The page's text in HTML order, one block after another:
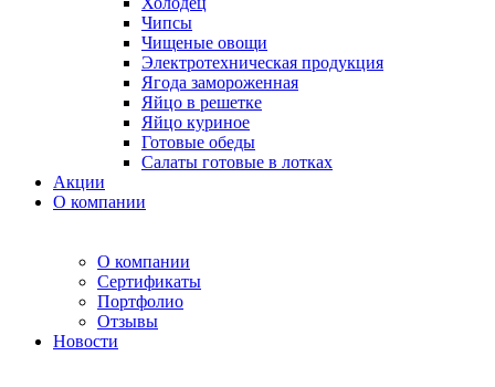
Чипсы
Чищеные овощи
Электротехническая продукция
Ягода замороженная
Яйцо в решетке
Яйцо куриное
Готовые обеды
Салаты готовые в лотках
Акции
О компании
О компании
Сертификаты
Портфолио
Отзывы
Новости